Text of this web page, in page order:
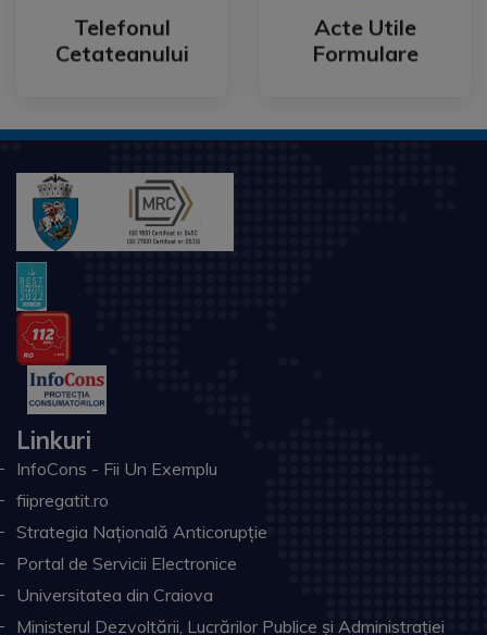
Telefonul
Cetateanului
Telefonul
Cetateanului
Acte Utile
Formulare
Acte Utile
Formulare
Linkuri
InfoCons - Fii Un Exemplu
fiipregatit.ro
Strategia Națională Anticorupție
Portal de Servicii Electronice
Universitatea din Craiova
Ministerul Dezvoltării, Lucrărilor Publice și Administrației